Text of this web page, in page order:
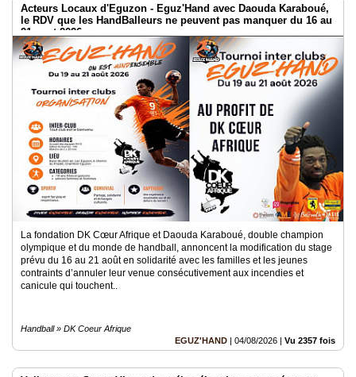
Gazette
Vidéos
groupe
Blogs
Prémium
Inscription
annuaire
Accès
éditeur
Acteurs Locaux d'Eguzon - Eguz'Hand avec Daouda Karaboué,
le RDV que les HandBalleurs ne peuvent pas manquer du 16 au
21 aout 2026
La fondation DK Cœur Afrique et Daouda Karaboué, double champion
olympique et du monde de handball, annoncent la modification du stage
prévu du 16 au 21 août en solidarité avec les familles et les jeunes
contraints d’annuler leur venue consécutivement aux incendies et
canicule qui touchent..
Handball » DK Coeur Afrique
EGUZ'HAND | 04/08/2026 | Vu 2357 fois